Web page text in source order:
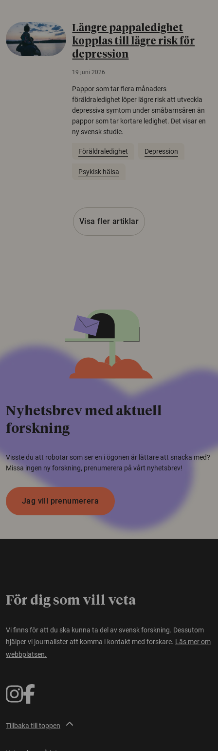
Längre pappaledighet
kopplas till lägre risk för
depression
19 juni 2026
Pappor som tar flera månaders
föräldraledighet löper lägre risk att utveckla
depressiva symtom under småbarnsåren än
pappor som tar kortare ledighet. Det visar en
ny svensk studie.
Föräldraledighet Depression
Psykisk hälsa
Visa fler artiklar
Nyhetsbrev med aktuell
forskning
Visste du att robotar som ser en i ögonen är lättare att snacka med?
Missa ingen ny forskning, prenumerera på vårt nyhetsbrev!
Jag vill prenumerera
För dig som vill veta
Vi finns för att du ska kunna ta del av svensk forskning. Dessutom
hjälper vi journalister att komma i kontakt med forskare. Läs mer om
webbplatsen.
Tillbaka till toppen